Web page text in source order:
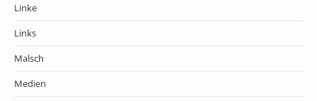
Linke
Links
Malsch
Medien